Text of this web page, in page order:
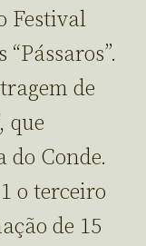
Festival
de
que
do Conde.
o terceiro
de 15